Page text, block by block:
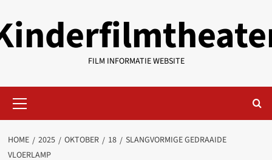
naar
de
FILM INFORMATIE WEBSITE
menu
HOME 2025 OKTOBER 18
SLANGVORMIGE GEDRAAIDE
VLOERLAMP